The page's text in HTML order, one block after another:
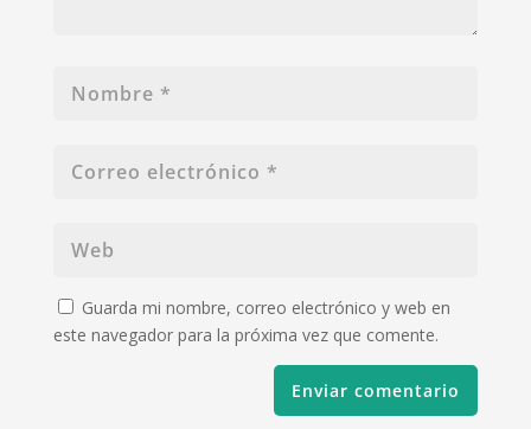
Guarda mi nombre, correo electrónico y web en
este navegador para la próxima vez que comente.